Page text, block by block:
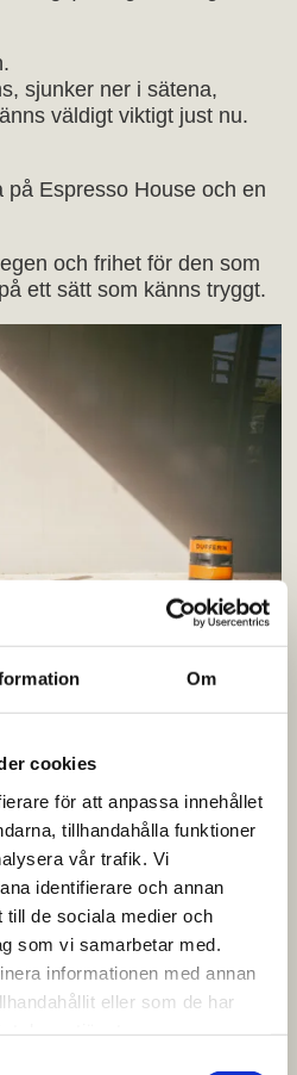
Om
cookies
för att anpassa innehållet
tillhandahålla funktioner
vår trafik. Vi
identifierare och annan
till de sociala medier och
som vi samarbetar med.
informationen med annan
eller som de har
sjunker ner i sätena,
väldigt viktigt just nu.
på Espresso House och en
och frihet för den som
ett sätt som känns tryggt.
Några saker till
och ett paket som ska
Ytterby IS. Fotbollsplan,
i ett.